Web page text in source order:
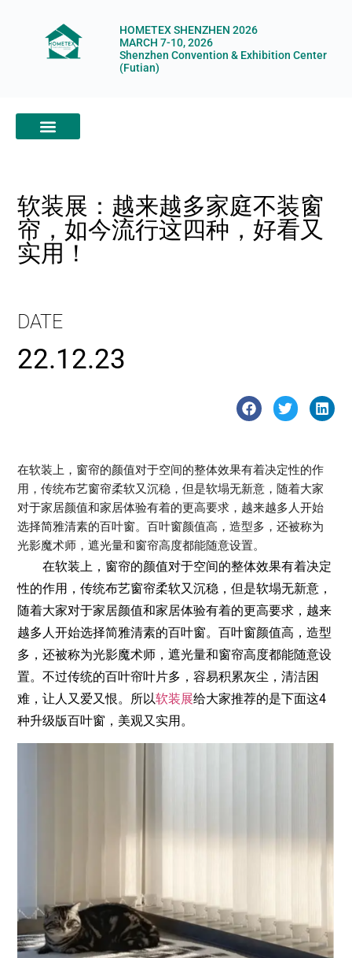
HOMETEX SHENZHEN 2026
MARCH 7-10, 2026
Shenzhen Convention & Exhibition Center
(Futian)
软装展：越来越多家庭不装窗
帘，如今流行这四种，好看又
实用！
DATE
22.12.23
在软装上，窗帘的颜值对于空间的整体效果有着决定性的作
用，传统布艺窗帘柔软又沉稳，但是软塌无新意，随着大家
对于家居颜值和家居体验有着的更高要求，越来越多人开始
选择简雅清素的百叶窗。百叶窗颜值高，造型多，还被称为
光影魔术师，遮光量和窗帘高度都能随意设置。
在软装上，窗帘的颜值对于空间的整体效果有着决定
性的作用，传统布艺窗帘柔软又沉稳，但是软塌无新意，
随着大家对于家居颜值和家居体验有着的更高要求，越来
越多人开始选择简雅清素的百叶窗。百叶窗颜值高，造型
多，还被称为光影魔术师，遮光量和窗帘高度都能随意设
置。不过传统的百叶帘叶片多，容易积累灰尘，清洁困
难，让人又爱又恨。所以软装展给大家推荐的是下面这4
种升级版百叶窗，美观又实用。